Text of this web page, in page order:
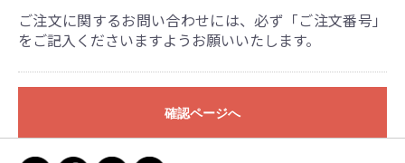
ご注文に関するお問い合わせには、必ず「ご注文番号」
をご記入くださいますようお願いいたします。
確認ページへ